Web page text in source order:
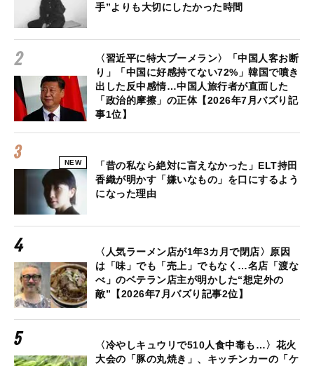
手”よりも大切にしたかった時間
〈習近平に特大ブーメラン〉「中国人客お断
り」「中国に好感持てない72%」韓国で噴き
出した反中感情…中国人旅行者が直面した
「政治的摩擦」の正体【2026年7月バズり記
事1位】
NEW
「昔の私なら絶対に言えなかった」ELT持田
香織が明かす「嫌いなもの」を口にするよう
になった理由
〈人気ラーメン店が1年3カ月で閉店〉原因
は「味」でも「売上」でもなく…名店「渡な
べ」のベテラン店主が明かした“想定外の
敵”【2026年7月バズり記事2位】
〈冷やしキュウリで510人食中毒も…〉花火
大会の「豚の丸焼き」、キッチンカーの「ケ